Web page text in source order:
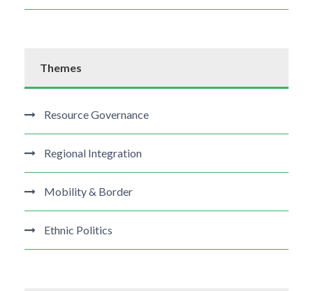
Themes
Resource Governance
Regional Integration
Mobility & Border
Ethnic Politics